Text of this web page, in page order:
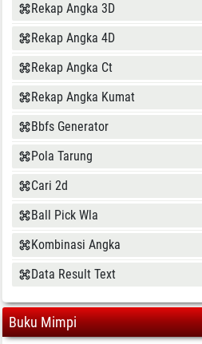
Rekap Angka 3D
Rekap Angka 4D
Rekap Angka Ct
Rekap Angka Kumat
Bbfs Generator
Pola Tarung
Cari 2d
Ball Pick Wla
Kombinasi Angka
Data Result Text
Buku Mimpi